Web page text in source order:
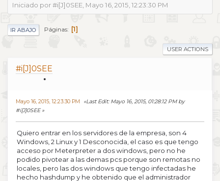
Iniciado por #i[J]0SEE, Mayo 16, 2015, 12:23:30 PM
IR ABAJO Páginas 1
USER ACTIONS
#i[J]0SEE
Mayo 16, 2015, 12:23:30 PM Last Edit: Mayo 16, 2015, 01:28:12 PM by
#i[J]0SEE
Quiero entrar en los servidores de la empresa, son 4
Windows, 2 Linux y 1 Desconocida, el caso es que tengo
acceso por Meterpreter a dos windows, pero no he
podido pivotear a las demas pcs porque son remotas no
locales, pero las dos windows que tengo infectadas he
hecho hashdump y he obtenido que el administrador